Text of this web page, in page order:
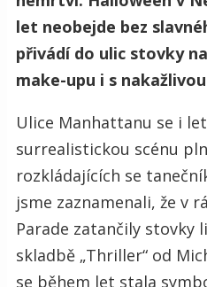
let neobejde bez
přivádí do ulic stovky
make-upu i s
Ulice Manhattanu se i
surrealistickou scénu
rozkládajících se
jsme zaznamenali, že v
Parade zatančily stovky
skladbě „Thriller“ od
se během let stala